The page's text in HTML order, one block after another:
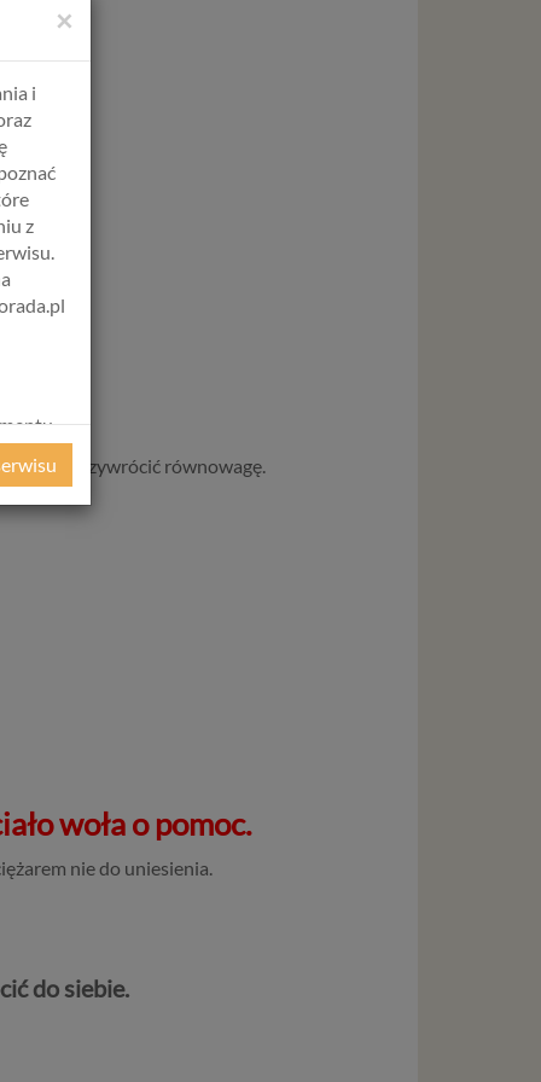
przywrócić równowagę.
woła o pomoc.
nie do uniesienia.
do siebie.
×
i
z
z
do